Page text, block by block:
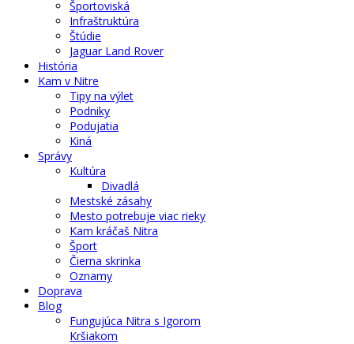
Športoviská
Infraštruktúra
Štúdie
Jaguar Land Rover
História
Kam v Nitre
Tipy na výlet
Podniky
Podujatia
Kiná
Správy
Kultúra
Divadlá
Mestské zásahy
Mesto potrebuje viac rieky
Kam kráčaš Nitra
Šport
Čierna skrinka
Oznamy
Doprava
Blog
Fungujúca Nitra s Igorom
Kršiakom